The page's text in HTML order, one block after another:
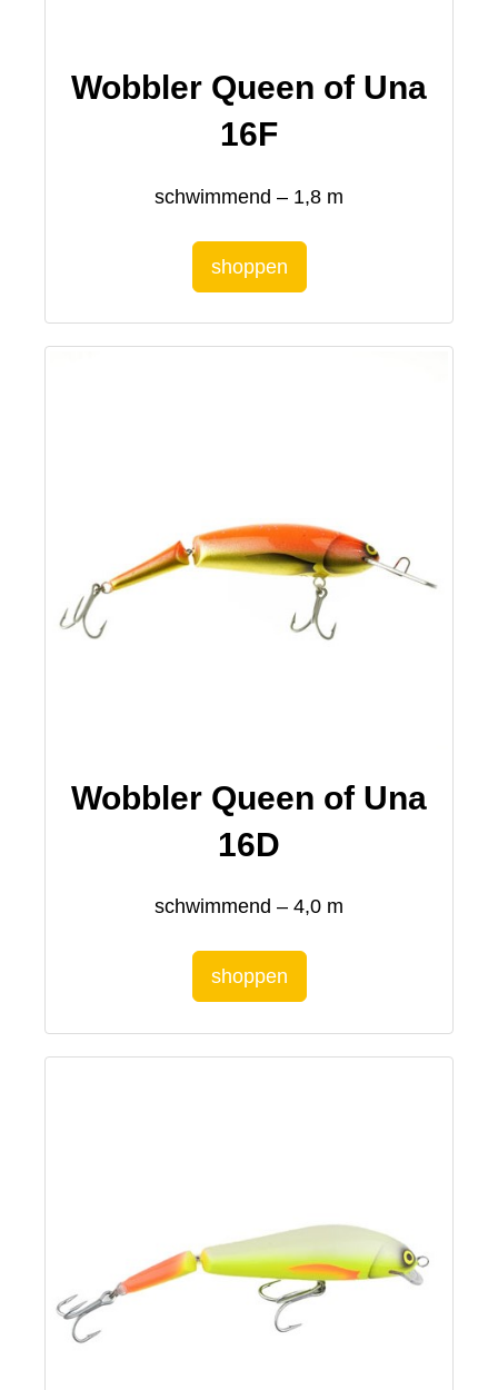
Wobbler Queen of Una
16F
schwimmend – 1,8 m
shoppen
Wobbler Queen of Una
16D
schwimmend – 4,0 m
shoppen